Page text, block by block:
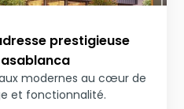
prestigieuse
modernes au cœur de
et fonctionnalité.